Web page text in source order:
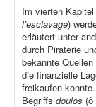
Im vierten
l’esclavage)
erläutert unter
durch Piraterie
bekannte
die finanzielle
freikaufen
Begriffs doulos